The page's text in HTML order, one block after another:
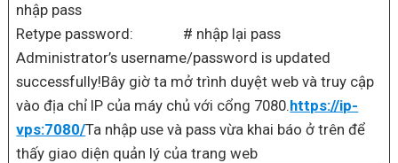
nhập pass
Retype password: # nhập lại pass
Administrator’s username/password is updated
successfully!Bây giờ ta mở trình duyệt web và truy cập
vào địa chỉ IP của máy chủ với cổng 7080.https://ip-
vps:7080/Ta nhập use và pass vừa khai báo ở trên để
thấy giao diện quản lý của trang web